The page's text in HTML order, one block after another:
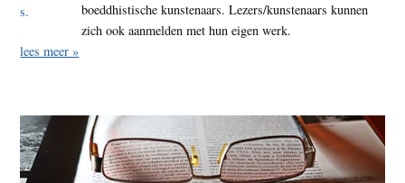
boeddhistische kunstenaars. Lezers/kunstenaars kunnen
zich ook aanmelden met hun eigen werk.
lees meer »